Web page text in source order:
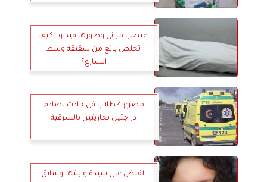
اغتصب مراتي وصورها فيديو.. كيف
تخلص بائع من شقيقه وسط
الشارع؟
مصرع 4 طلاب فى حادث تصادم
دراجتين بخاريتين بالشرقية
القبض على سيدة وابنتها وسائق